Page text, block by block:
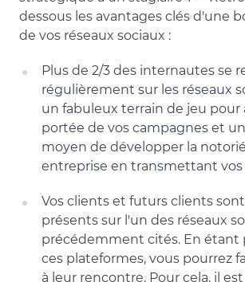
dessous les avantages clés d'une
de vos réseaux sociaux :
Plus de 2/3 des internautes se
régulièrement sur les réseaux
un fabuleux terrain de jeu pour
portée de vos campagnes et
moyen de développer la
entreprise en transmettant vos
Vos clients et futurs clients
présents sur l'un des réseaux
précédemment cités. En étant
ces plateformes, vous pourrez
à leur rencontre. Pour cela, il